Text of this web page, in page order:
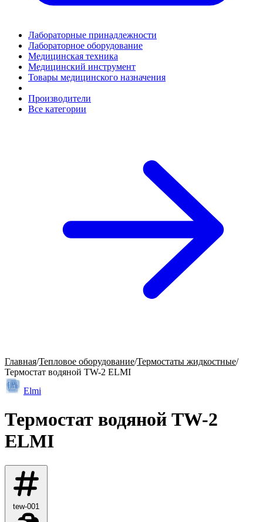
Лабораторные принадлежности
Лабораторное оборудование
Медицинская техника
Медицинский инструмент
Товары медицинского назначения
Производители
Все категории
Главная/Тепловое оборудование/Термостаты жидкостные/
Термостат водяной TW-2 ELMI
Elmi
Термостат водяной TW-2
ELMI
tew-001